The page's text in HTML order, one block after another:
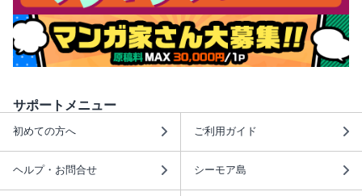
サポートメニュー
初めての方へ ご利用ガイド
ヘルプ・お問合せ シーモア島